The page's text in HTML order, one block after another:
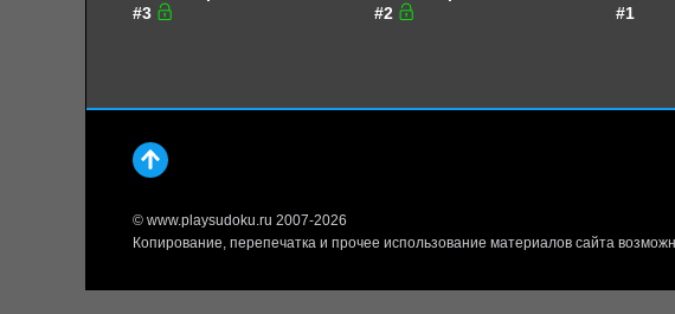
#3
#2
#1
© www.playsudoku.ru 2007-2026
Копирование, перепечатка и прочее использование материалов сайта